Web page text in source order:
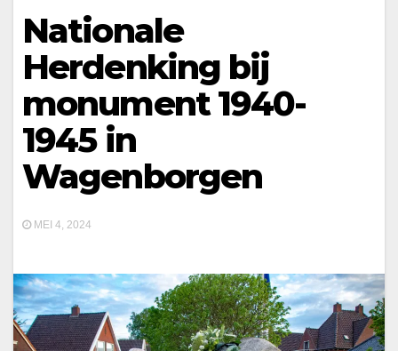
Nationale
Herdenking bij
monument 1940-
1945 in
Wagenborgen
MEI 4, 2024